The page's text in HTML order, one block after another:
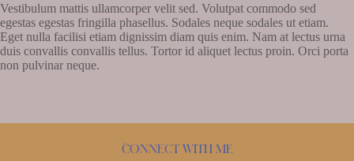
Vestibulum mattis ullamcorper velit sed. Volutpat commodo sed
egestas egestas fringilla phasellus. Sodales neque sodales ut etiam.
Eget nulla facilisi etiam dignissim diam quis enim. Nam at lectus urna
duis convallis convallis tellus. Tortor id aliquet lectus proin. Orci porta
non pulvinar neque.
Connect with me